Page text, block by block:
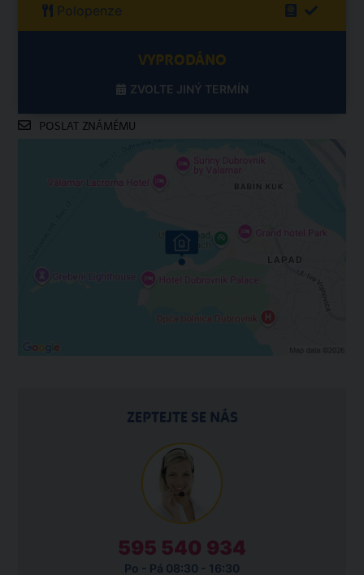
Polopenze
VYPRODÁNO
ZVOLTE JINÝ TERMÍN
POSLAT ZNÁMÉMU
ZEPTEJTE SE NÁS
595 540 934
Po - Pá 08:30 - 16:30